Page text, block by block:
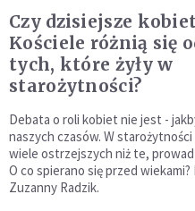
Czy dzisiejsze
Kościele różnią się
tych, które żyły w
starożytności?
Debata o roli kobiet nie jest -
naszych czasów. W
wiele ostrzejszych niż te,
O co spierano się przed
Zuzanny Radzik.